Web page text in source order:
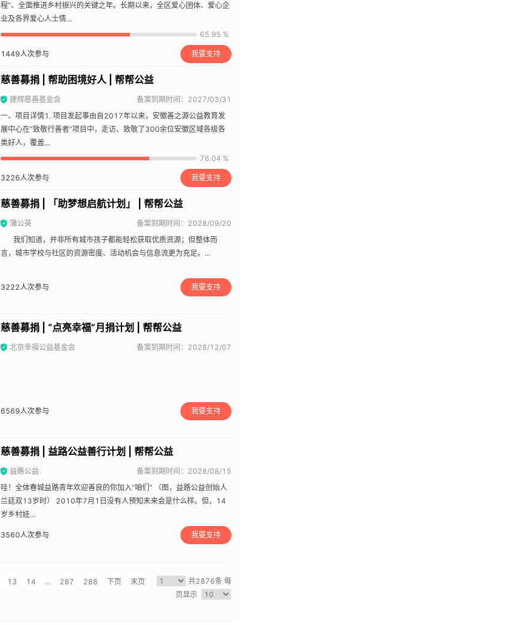
程”、全面推进乡村振兴的关键之年。长期以来，全区爱心团体、爱心企
业及各界爱心人士情...
65.95 %
1449人次参与 我要支持
慈善募捐 | 帮助困境好人 | 帮帮公益
建辉慈善基金会
备案到期时间：2027/03/31
一、项目详情1. 项目发起事由自2017年以来，安徽善之源公益教育发
展中心在“致敬行善者”项目中，走访、致敬了300余位安徽区域各级各
类好人，覆盖...
76.04 %
3226人次参与 我要支持
慈善募捐 | 「助梦想启航计划」 | 帮帮公益
蒲公英
备案到期时间：2028/09/20
我们知道，并非所有城市孩子都能轻松获取优质资源；但整体而
言，城市学校与社区的资源密度、活动机会与信息流更为充足。...
3222人次参与 我要支持
慈善募捐 | “点亮幸福”月捐计划 | 帮帮公益
北京幸福公益基金会 备案到期时间：2028/12/07
6569人次参与 我要支持
慈善募捐 | 益路公益善行计划 | 帮帮公益
益路公益
备案到期时间：2028/08/15
哇！全体春城益路青年欢迎善良的你加入“咱们” （图，益路公益创始人
兰廷双13岁时） 2010年7月1日没有人预知未来会是什么样。但，14
岁乡村娃...
3560人次参与 我要支持
13 14 ... 287 288 下页 末页 共2876条 每
页显示